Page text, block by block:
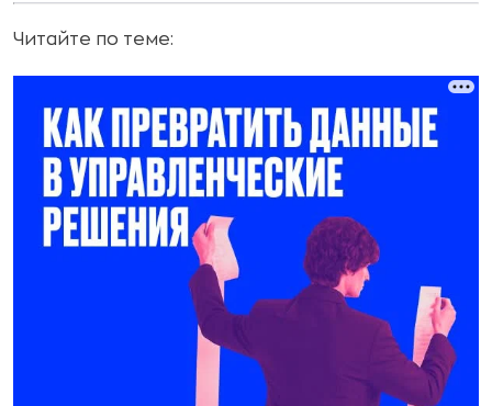
Читайте по теме: